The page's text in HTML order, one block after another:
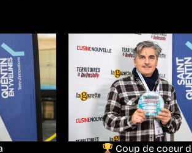
Coup de coeur